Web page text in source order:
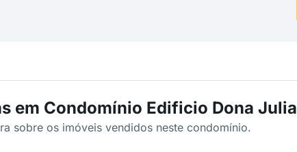
em Condomínio Edificio Dona Julia
sobre os imóveis vendidos neste condomínio.